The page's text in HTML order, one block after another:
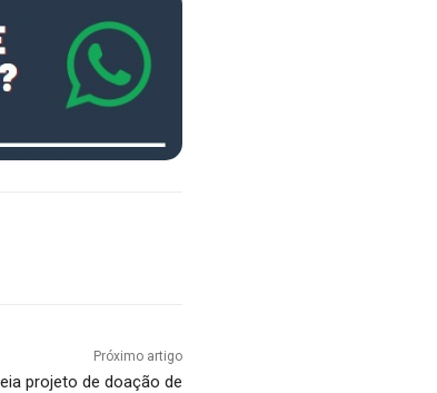
Próximo artigo
projeto de doação de